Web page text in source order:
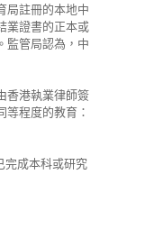
局註冊的本地中
業證書的正本或
監管局認為，中
香港執業律師簽
程度的教育：
完成本科或研究